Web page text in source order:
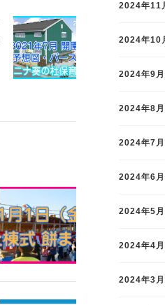
2024年11
2024年10
2024年9月
2024年8月
2024年7月
2024年6月
2024年5月
2024年4月
2024年3月